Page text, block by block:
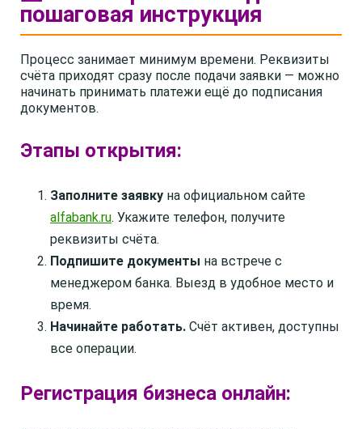
пошаговая инструкция
Процесс занимает минимум времени. Реквизиты
счёта приходят сразу после подачи заявки — можно
начинать принимать платежи ещё до подписания
документов.
Этапы открытия:
Заполните заявку на официальном сайте
alfabank.ru. Укажите телефон, получите
реквизиты счёта.
Подпишите документы на встрече с
менеджером банка. Выезд в удобное место и
время.
Начинайте работать. Счёт активен, доступны
все операции.
Регистрация бизнеса онлайн: